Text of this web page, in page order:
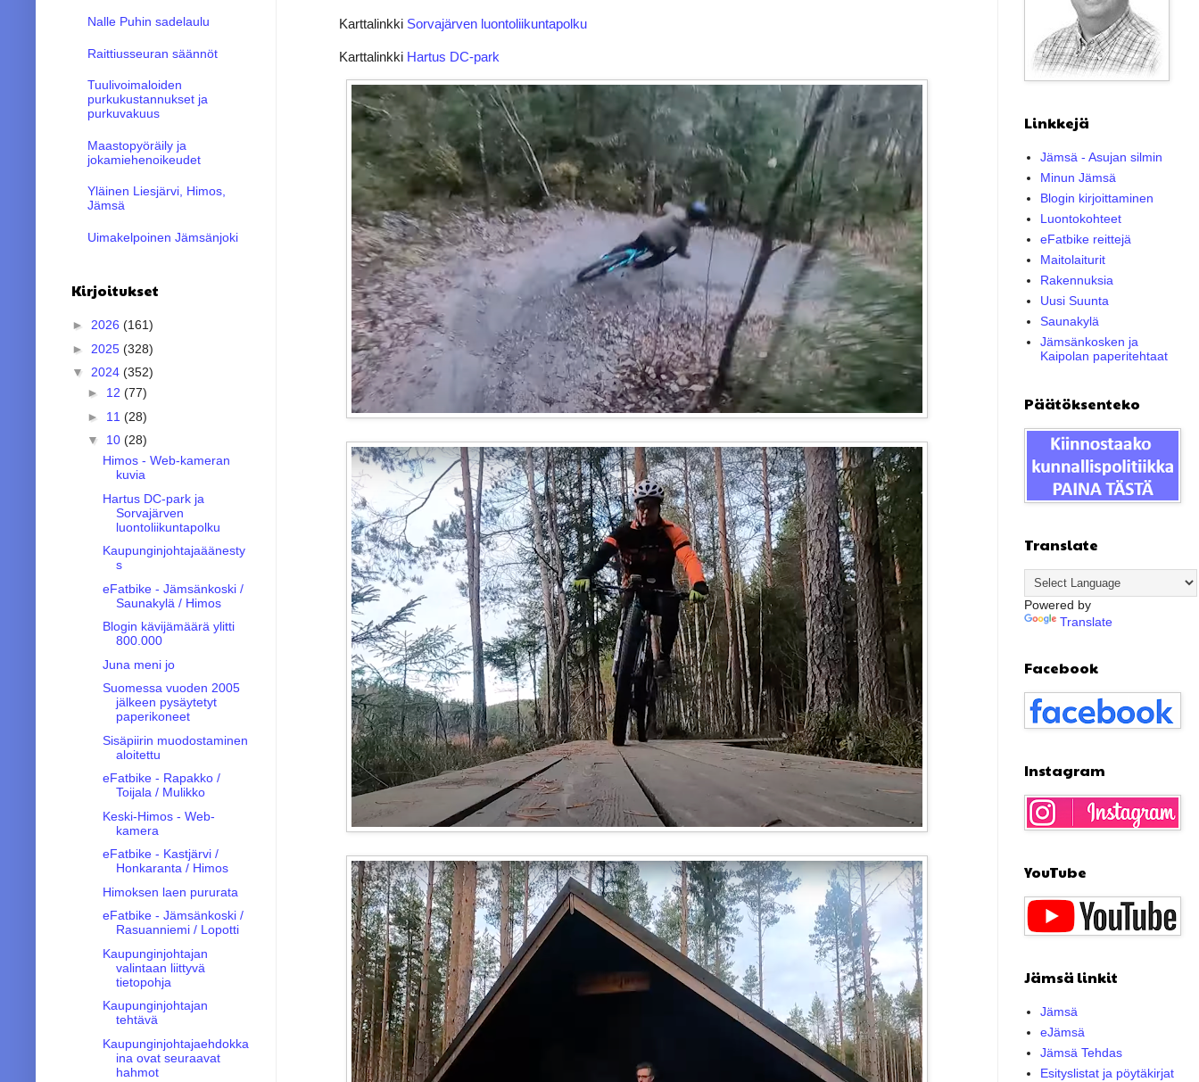
Karttalinkki Sorvajärven luontoliikuntapolku
Karttalinkki Hartus DC-park
Nalle Puhin sadelaulu
Raittiusseuran säännöt
Tuulivoimaloiden
purkukustannukset ja
purkuvakuus
Maastopyöräily ja
jokamiehenoikeudet
Yläinen Liesjärvi, Himos,
Jämsä
Uimakelpoinen Jämsänjoki
Kirjoitukset
► 2026 (161)
► 2025 (328)
▼ 2024 (352)
► 12 (77)
► 11 (28)
▼ 10 (28)
Himos - Web-kameran
kuvia
Hartus DC-park ja
Sorvajärven
luontoliikuntapolku
Kaupunginjohtajaäänesty
s
eFatbike - Jämsänkoski /
Saunakylä / Himos
Blogin kävijämäärä ylitti
800.000
Juna meni jo
Suomessa vuoden 2005
jälkeen pysäytetyt
paperikoneet
Sisäpiirin muodostaminen
aloitettu
eFatbike - Rapakko /
Toijala / Mulikko
Keski-Himos - Web-
kamera
eFatbike - Kastjärvi /
Honkaranta / Himos
Himoksen laen pururata
eFatbike - Jämsänkoski /
Rasuanniemi / Lopotti
Kaupunginjohtajan
valintaan liittyvä
tietopohja
Kaupunginjohtajan
tehtävä
Kaupunginjohtajaehdokka
ina ovat seuraavat
hahmot
Linkkejä
Jämsä - Asujan silmin
Minun Jämsä
Blogin kirjoittaminen
Luontokohteet
eFatbike reittejä
Maitolaiturit
Rakennuksia
Uusi Suunta
Saunakylä
Jämsänkosken ja
Kaipolan paperitehtaat
Päätöksenteko
Translate
Powered by
Translate
Facebook
Instagram
YouTube
Jämsä linkit
Jämsä
eJämsä
Jämsä Tehdas
Esityslistat ja pöytäkirjat